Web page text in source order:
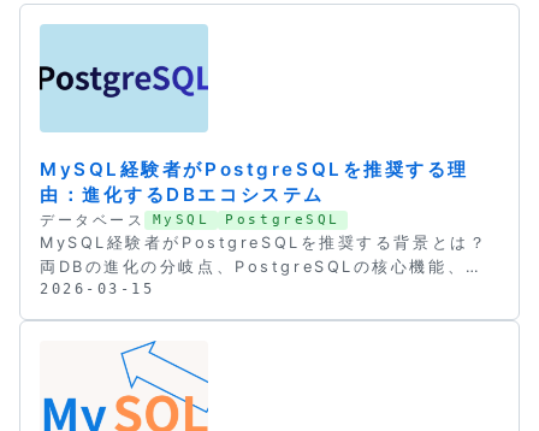
MySQL経験者がPostgreSQLを推奨する理
由：進化するDBエコシステム
データベース MySQL PostgreSQL
MySQL経験者がPostgreSQLを推奨する背景とは？
両DBの進化の分岐点、PostgreSQLの核心機能、学
習コストとチューニングの注意点、そしてエンジニア
が取るべき適応戦略を、MySQLとの比較を交えなが
ら深く解説します。
2026-03-15